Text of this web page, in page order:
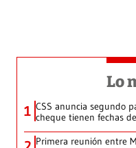
Lo
1 CSS anuncia segundo
cheque tienen fechas
Primera reunión entre